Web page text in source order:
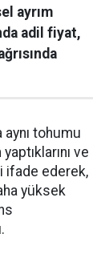
ayrım
adil fiyat,
aynı tohumu
ve
ifade ederek,
yüksek